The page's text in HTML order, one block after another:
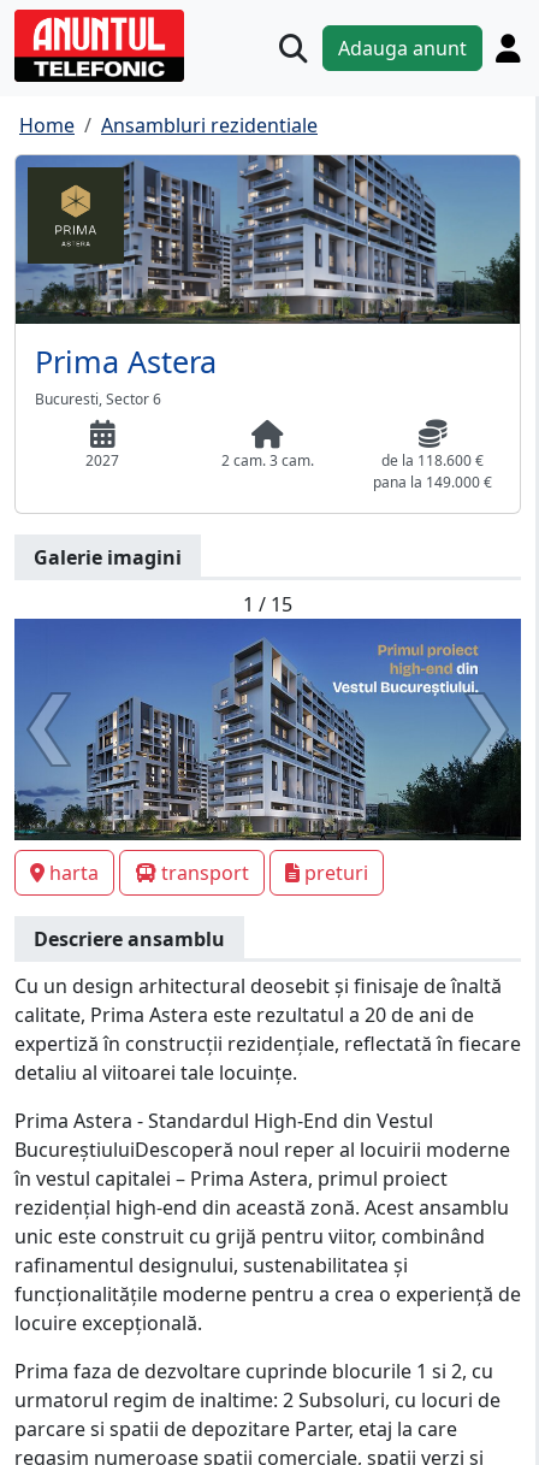
Adauga anunt
Home Ansambluri rezidentiale
Prima Astera
Bucuresti, Sector 6
2027 2 cam.3 cam.
de la 118.600 €
pana la 149.000 €
Galerie imagini
1 / 15
harta transport preturi
Descriere ansamblu
Cu un design arhitectural deosebit și finisaje de înaltă
calitate, Prima Astera este rezultatul a 20 de ani de
expertiză în construcții rezidențiale, reflectată în fiecare
detaliu al viitoarei tale locuințe.
Prima Astera - Standardul High-End din Vestul
BucureştiuluiDescoperă noul reper al locuirii moderne
în vestul capitalei – Prima Astera, primul proiect
rezidenţial high-end din această zonă. Acest ansamblu
unic este construit cu grijă pentru viitor, combinând
rafinamentul designului, sustenabilitatea şi
funcţionalităţile moderne pentru a crea o experienţă de
locuire excepţională.
Prima faza de dezvoltare cuprinde blocurile 1 si 2, cu
urmatorul regim de inaltime: 2 Subsoluri, cu locuri de
parcare si spatii de depozitare Parter, etaj la care
regasim numeroase spatii comerciale, spatii verzi si